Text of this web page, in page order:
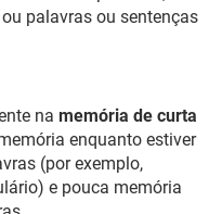
palavras ou sentenças
na memória de curta
enquanto estiver
(por exemplo,
e pouca memória